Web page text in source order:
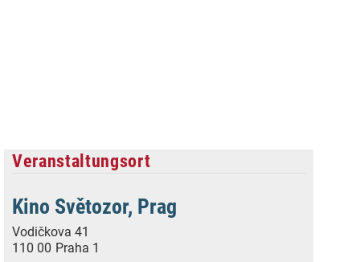
Veranstaltungsort
Kino Světozor, Prag
Vodičkova 41
110 00 Praha 1